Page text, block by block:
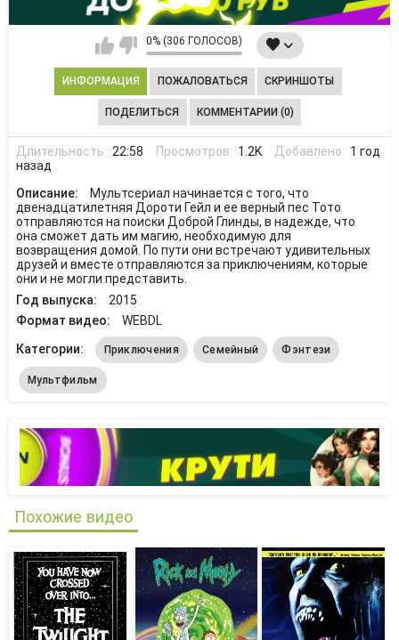
0% (306 ГОЛОСОВ)
ИНФОРМАЦИЯ ПОЖАЛОВАТЬСЯ СКРИНШОТЫ
ПОДЕЛИТЬСЯ КОММЕНТАРИИ (0)
Длительность: 22:58 Просмотров: 1.2K Добавлено: 1 год
назад
Описание:
Мультсериал начинается с того, что
двенадцатилетняя Дороти Гейл и ее верный пес Тото
отправляются на поиски Доброй Глинды, в надежде, что
она сможет дать им магию, необходимую для
возвращения домой. По пути они встречают удивительных
друзей и вместе отправляются за приключениям, которые
они и не могли представить.
Год выпуска:
2015
Формат видео:
WEBDL
Категории:
Приключения Семейный Фэнтези
Мультфильм
Похожие видео